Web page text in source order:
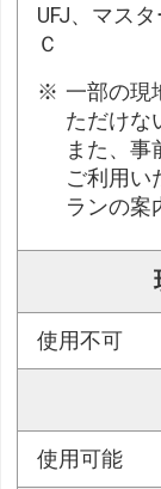
UFJ、マス
Ｃ
一部の現
ただけな
また、事
ご利用い
ランの案
使用不可
使用可能